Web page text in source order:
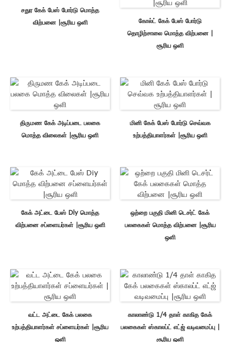
சதுர கேக் பேஸ் போர்டு மொத்த
விற்பனை |சூரிய ஒளி
கோல்ட் கேக் பேஸ் போர்டு
தொழிற்சாலை மொத்த விற்பனை |
சூரிய ஒளி
திருமண கேக் அடிப்படை பலகை
மொத்த விலைகள் |சூரிய ஒளி
மினி கேக் பேஸ் போர்டு செவ்வக
உற்பத்தியாளர்கள் |சூரிய ஒளி
கேக் அட்டை பேஸ் Diy மொத்த
விற்பனை சப்ளையர்கள் |சூரிய ஒளி
ஒற்றை பகுதி மினி டெசர்ட் கேக்
பலகைகள் மொத்த விற்பனை |சூரிய
ஒளி
வட்ட அட்டை கேக் பலகை
உற்பத்தியாளர்கள் சப்ளையர்கள் |சூரிய
ஒளி
காலாண்டு 1/4 தாள் காகித கேக்
பலகைகள் ஸ்காலப்ட் எட்ஜ் வடிவமைப்பு |
சூரிய ஒளி